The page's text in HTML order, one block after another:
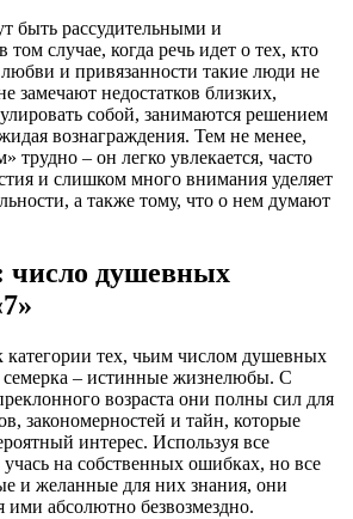
быть рассудительными и
случае, когда речь идет о тех, кто
и привязанности такие люди не
замечают недостатков близких,
собой, занимаются решением
вознаграждения. Тем не менее,
трудно – он легко увлекается, часто
и слишком много внимания уделяет
а также тому, что о нем думают
душевных
тех, чьим числом душевных
семерка – истинные жизнелюбы. С
возраста они полны сил для
закономерностей и тайн, которые
интерес. Используя все
на собственных ошибках, но все
и желанные для них знания, они
ими абсолютно безвозмездно.